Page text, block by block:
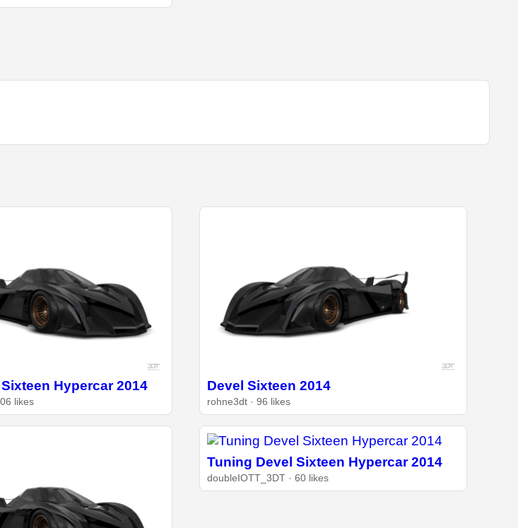
Hypercar 2014
likes
Devel Sixteen 2014
rohne3dt · 96 likes
Tuning Devel Sixteen Hypercar 2014
doubleIOTT_3DT · 60 likes